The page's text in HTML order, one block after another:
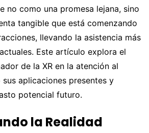
no como una promesa lejana, sino
tangible que está comenzando
llevando la asistencia más
Este artículo explora el
de la XR en la atención al
aplicaciones presentes y
potencial futuro.
la Realidad